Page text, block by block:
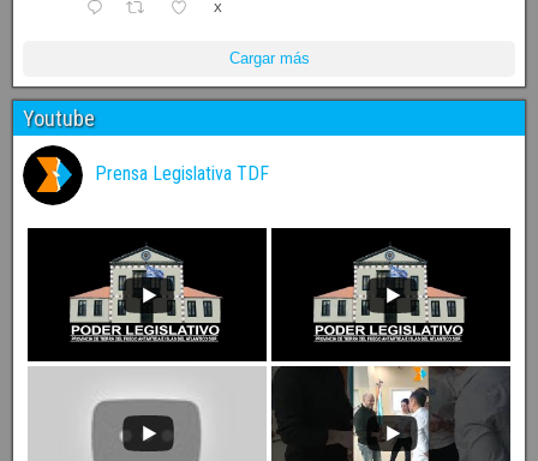
X
Cargar más
Youtube
Prensa Legislativa TDF